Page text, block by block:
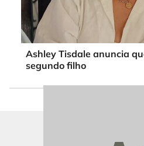
Ashley Tisdale anuncia
segundo filho